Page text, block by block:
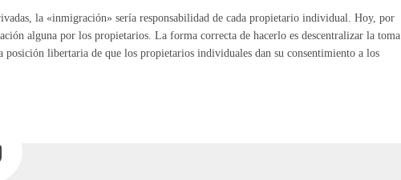
la «inmigración» sería responsabilidad de cada propietario individual. Hoy, por
alguna por los propietarios. La forma correcta de hacerlo es descentralizar la toma
libertaria de que los propietarios individuales dan su consentimiento a los